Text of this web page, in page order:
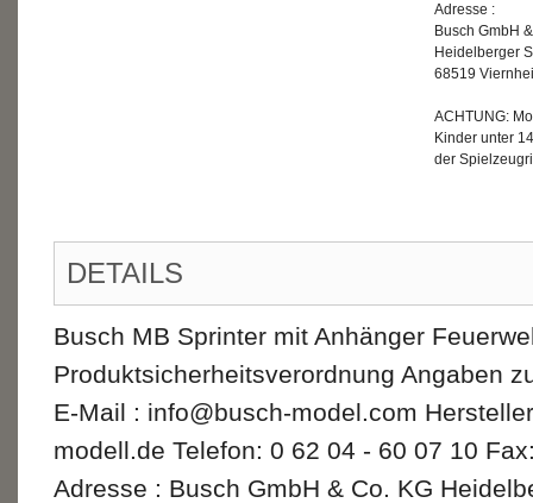
Adresse :
Busch GmbH
Heidelberger
68519
ACHTUNG:
Kinder unter
der
DETAILS
Busch MB Sprinter mit Anhänger
Produktsicherheitsverordnung Angaben
E-Mail : info@busch-model.com
modell.de Telefon: 0 62 04 - 60 07 10
Adresse : Busch GmbH & Co. KG